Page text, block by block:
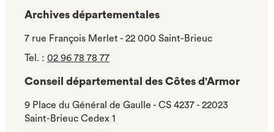
Archives départementales
7 rue François Merlet - 22 000 Saint-Brieuc
Tel. : 02 96 78 78 77
Conseil départemental des Côtes d'Armor
9 Place du Général de Gaulle - CS 4237 - 22023
Saint-Brieuc Cedex 1